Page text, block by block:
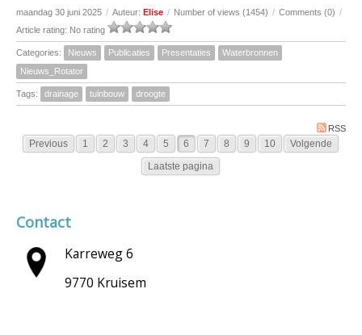
maandag 30 juni 2025 / Auteur: Elise / Number of views (1454) / Comments (0) /
Article rating: No rating
Categories: Nieuws Publicaties Presentaties
Waterbronnen
Nieuws_Rotator
Tags: drainage tuinbouw droogte
RSS
Previous 1 2 3 4 5 6 7 8 9 10
Volgende
Laatste pagina
Contact
Karreweg 6
9770 Kruisem